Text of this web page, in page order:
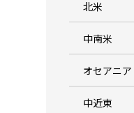
北米
中南米
オセアニア
中近東